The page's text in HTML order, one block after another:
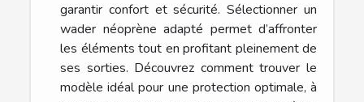
garantir confort et sécurité. Sélectionner un
wader néoprène adapté permet d’affronter
les éléments tout en profitant pleinement de
ses sorties. Découvrez comment trouver le
modèle idéal pour une protection optimale, à